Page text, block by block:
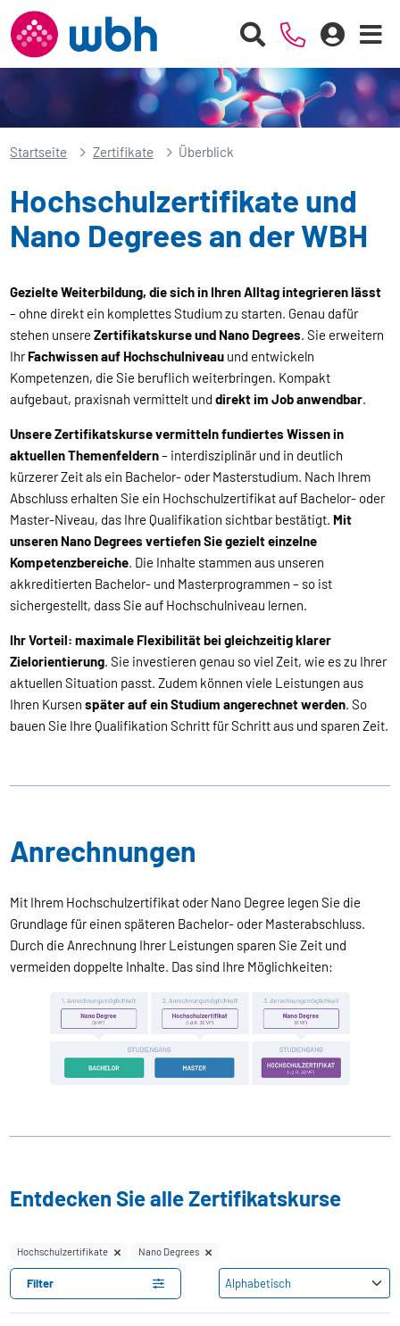
Startseite Zertifikate Überblick
Hochschulzertifikate und
Nano Degrees an der WBH
Gezielte Weiterbildung, die sich in Ihren Alltag integrieren lässt
– ohne direkt ein komplettes Studium zu starten. Genau dafür
stehen unsereZertifikatskurse und Nano Degrees. Sie erweitern
IhrFachwissen auf Hochschulniveau und entwickeln
Kompetenzen, die Sie beruflich weiterbringen. Kompakt
aufgebaut, praxisnah vermittelt unddirekt im Job anwendbar.
Unsere Zertifikatskurse vermitteln fundiertes Wissen in
aktuellen Themenfeldern– interdisziplinär und in deutlich
kürzerer Zeit als ein Bachelor- oder Masterstudium. Nach Ihrem
Abschluss erhalten Sie ein Hochschulzertifikat auf Bachelor- oder
Master-Niveau, das Ihre Qualifikation sichtbar bestätigt. Mit
unseren Nano Degrees vertiefen Sie gezielt einzelne
Kompetenzbereiche. Die Inhalte stammen aus unseren
akkreditierten Bachelor- und Masterprogrammen – so ist
sichergestellt, dass Sie auf Hochschulniveau lernen.
Ihr Vorteil: maximale Flexibilität bei gleichzeitig klarer
Zielorientierung. Sie investieren genau so viel Zeit, wie es zu Ihrer
aktuellen Situation passt. Zudem können viele Leistungen aus
Ihren Kursenspäter auf ein Studium angerechnet werden. So
bauen Sie Ihre Qualifikation Schritt für Schritt aus und sparen Zeit.
Anrechnungen
Mit Ihrem Hochschulzertifikat oder Nano Degree legen Sie die
Grundlage für einen späteren Bachelor- oder Masterabschluss.
Durch die Anrechnung Ihrer Leistungen sparen Sie Zeit und
vermeiden doppelte Inhalte. Das sind Ihre Möglichkeiten:
Entdecken Sie alle Zertifikatskurse
Hochschulzertifikate Nano Degrees
Filter